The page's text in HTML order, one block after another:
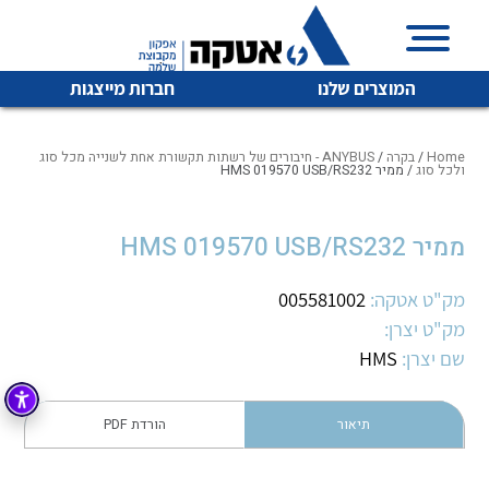
המוצרים שלנו חברות מייצגות
איכות | שרות | זמינות
והפצה של מוצרי
מיתוג, בקרה , ואינסטלציה חשמלית ופעילה ב7 תחומים:
חשמל מיתוג ואינסטלציה חשמלית
בקרה
זיווד
לכל מוצרי היצרן לכל מוצרי היצרן
לכל מוצרי היצרן לכל מוצרי היצרן
Home
/בקרה / ANYBUS - חיבורים של רשתות תקשורת אחת לשנייה מכל סוג
ולכל סוג/ ממיר HMS 019570 USB/RS232
ממיר HMS 019570 USB/RS232
מק"ט אטקה: 005581002
מק"ט יצרן:
שם יצרן: HMS
תיאור הורדת PDF